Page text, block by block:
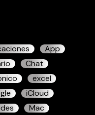
App
Chat
excel
iCloud
Mac